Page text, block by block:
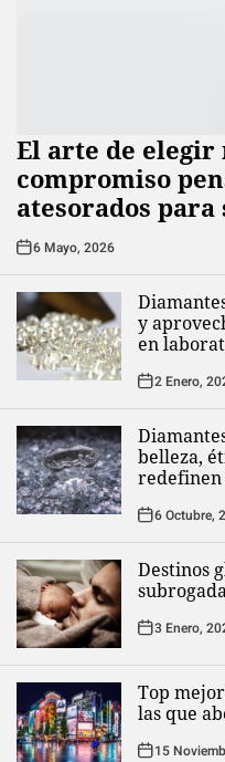
El arte de elegir
compromiso
atesorados
6 Mayo, 2026
y
en
2 Enero,
belleza,
6 Octubre,
Destinos
3 Enero,
Top
las que
15